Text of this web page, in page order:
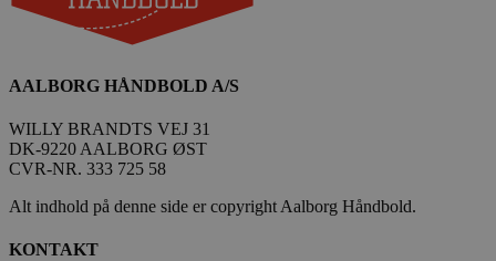
AALBORG HÅNDBOLD A/S
WILLY BRANDTS VEJ 31
DK-9220 AALBORG ØST
CVR-NR. 333 725 58
Alt indhold på denne side er copyright Aalborg Håndbold.
KONTAKT